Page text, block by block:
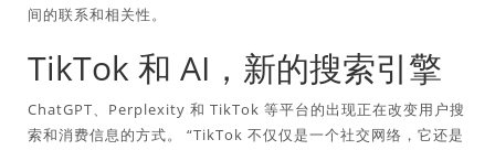
间的联系和相关性。
TikTok 和 AI，新的搜索引擎
ChatGPT、Perplexity 和 TikTok 等平台的出现正在改变用户搜
索和消费信息的方式。 “TikTok 不仅仅是一个社交网络，它还是